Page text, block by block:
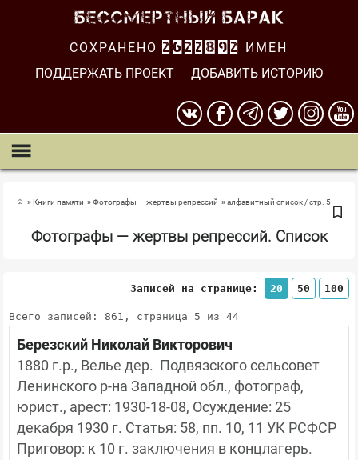
СОХРАНЕНО 2622893
ИМЕН
ПОДДЕРЖАТЬ ПРОЕКТ
ДОБАВИТЬ ИСТОРИЮ
Книги памяти Фотографы — жертвы репрессий алфавитный список / стр. 5
Фотографы — жертвы репрессий. Список
Записей на странице: 20 50 100
Всего записей: 861, страница 5 из 44
Березский Николай Викторович
1880 г.р., Велье дер.  Подвязского сельсовет
Ленинского р-на Западной обл., фотограф,
юрист., арест: 1930-18-08, Осуждение: 25
декабря 1930 г. Статья: 58, пп. 10, 11 УК РСФСР
Приговор: к 10 г. заключения в концлагерь.